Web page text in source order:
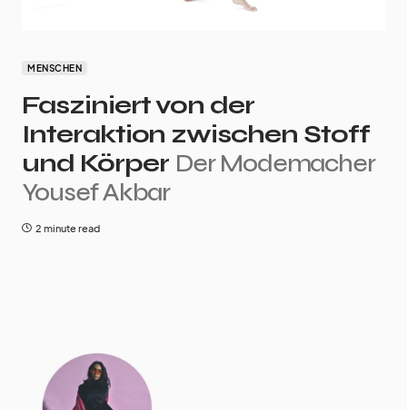
MENSCHEN
Fasziniert von der
Interaktion zwischen Stoff
und Körper Der Modemacher
Yousef Akbar
2 minute read